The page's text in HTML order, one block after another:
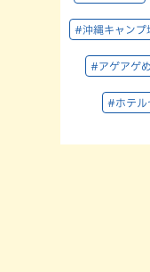
#沖縄キャンプ
#アゲアゲ
#ホテル